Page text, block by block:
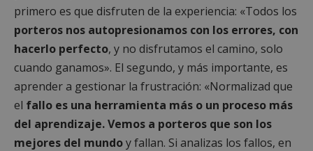
primero es que disfruten de la experiencia: «Todos los
porteros nos autopresionamos con los errores, con
hacerlo perfecto, y no disfrutamos el camino, solo
cuando ganamos». El segundo, y más importante, es
aprender a gestionar la frustración: «Normalizad que
el fallo es una herramienta más o un proceso más
del aprendizaje. Vemos a porteros que son los
mejores del mundoy fallan. Si analizas los fallos, en